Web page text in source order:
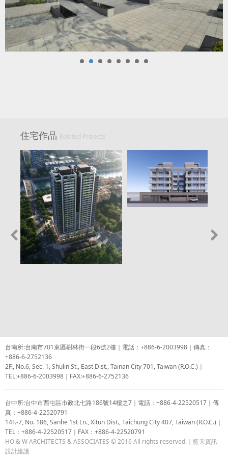
住宅作品 Related Projects
台南所:台南市701東區樹林街一段6號2樓｜電話：+886-6-2003998｜傳真：
+886-6-2752136
2F., No.6, Sec. 1, Shulin St., East Dist., Tainan City 701, Taiwan (R.O.C.)｜
TEL:+886-6-2003998｜FAX:+886-6-2752136
台中所:台中市西屯區市政北七路186號14樓之7｜電話：+886-4-22520517｜傳
真：+886-4-22520791
14F.-7, No. 186, Sanhe 1st Ln., Xitun Dist., Taichung City 407, Taiwan (R.O.C.)｜
TEL：+886-4-22520517｜FAX：+886-4-22520791
HO & W ARCHITECTS & ASSOCIATES © 2016 All rights reserved.｜ 藍天資訊
設計維護